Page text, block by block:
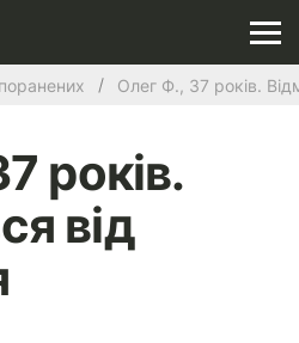
поранених Олег Ф., 37 років.
років.
від